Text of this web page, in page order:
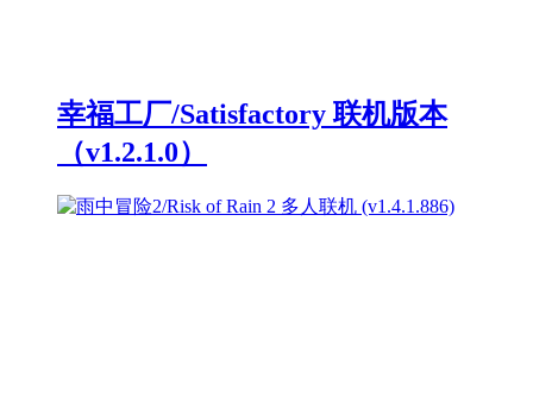
幸福工厂/Satisfactory 联机版本
（v1.2.1.0）